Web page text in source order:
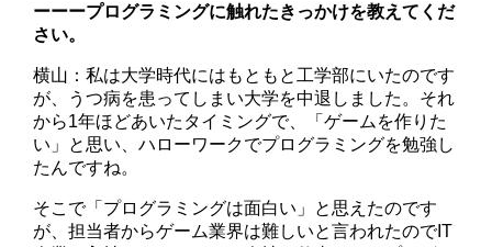
ーーープログラミングに触れたきっかけを教えてくだ
さい。
横山：私は大学時代にはもともと工学部にいたのです
が、うつ病を患ってしまい大学を中退しました。それ
から1年ほどあいたタイミングで、「ゲームを作りた
い」と思い、ハローワークでプログラミングを勉強し
たんですね。
そこで「プログラミングは面白い」と思えたのです
が、担当者からゲーム業界は難しいと言われたのでIT